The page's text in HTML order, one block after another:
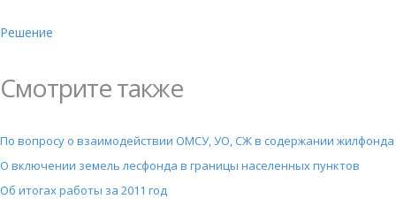
Решение
Смотрите также
По вопросу о взаимодействии ОМСУ, УО, СЖ в содержании жилфонда
О включении земель лесфонда в границы населенных пунктов
Об итогах работы за 2011 год